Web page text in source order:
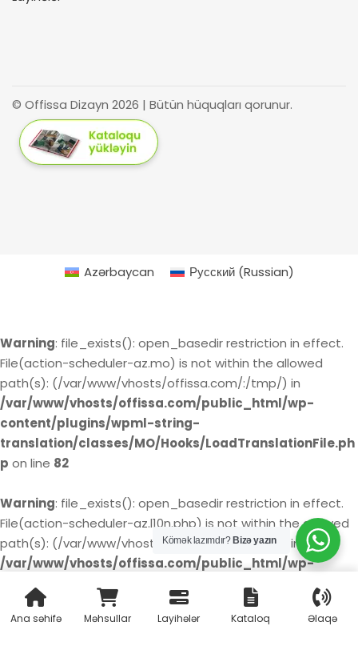
© Offissa Dizayn 2026 | Bütün hüquqları qorunur.
Ana səhifə Məhsullar Layihələr Kataloq Əlaqə
Kömək lazımdır? Bizə yazın
Azərbaycan Русский(Russian)
Warning: file_exists(): open_basedir restriction in effect.
File(action-scheduler-az.mo) is not within the allowed
path(s): (/var/www/vhosts/offissa.com/:/tmp/) in
/var/www/vhosts/offissa.com/public_html/wp-
content/plugins/wpml-string-
translation/classes/MO/Hooks/LoadTranslationFile.ph
p on line 82
Warning: file_exists(): open_basedir restriction in effect.
File(action-scheduler-az.l10n.php) is not within the allowed
path(s): (/var/www/vhosts/offissa.com/:/tmp/) in
/var/www/vhosts/offissa.com/public_html/wp-
content/plugins/wpml-string-
translation/classes/MO/Hooks/LoadTranslationFile.ph
on line85